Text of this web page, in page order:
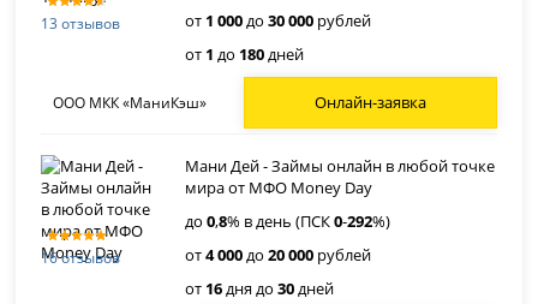
13 отзывов
от 1 000до30 000 рублей
от 1 до 180дней
ООО МКК «МаниКэш» Онлайн-заявка
16 отзывов
Мани Дей - Займы онлайн в любой точке
мира от МФО Money Day
до0,8% в день (ПСК0-292%)
от4 000до20 000 рублей
от 16дня до30дней